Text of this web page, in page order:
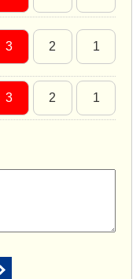
3 2 1
3 2 1